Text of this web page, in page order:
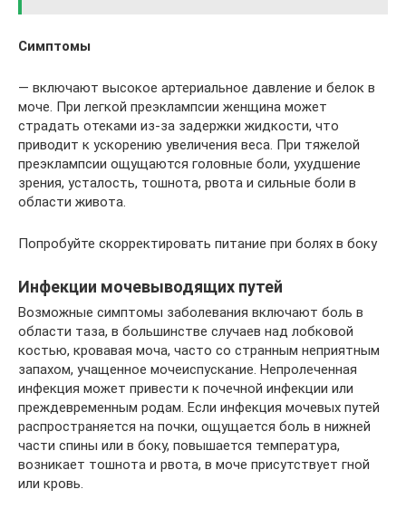
Симптомы
— включают высокое артериальное давление и белок в
моче. При легкой преэклампсии женщина может
страдать отеками из-за задержки жидкости, что
приводит к ускорению увеличения веса. При тяжелой
преэклампсии ощущаются головные боли, ухудшение
зрения, усталость, тошнота, рвота и сильные боли в
области живота.
Попробуйте скорректировать питание при болях в боку
Инфекции мочевыводящих путей
Возможные симптомы заболевания включают боль в
области таза, в большинстве случаев над лобковой
костью, кровавая моча, часто со странным неприятным
запахом, учащенное мочеиспускание. Непролеченная
инфекция может привести к почечной инфекции или
преждевременным родам. Если инфекция мочевых путей
распространяется на почки, ощущается боль в нижней
части спины или в боку, повышается температура,
возникает тошнота и рвота, в моче присутствует гной
или кровь.